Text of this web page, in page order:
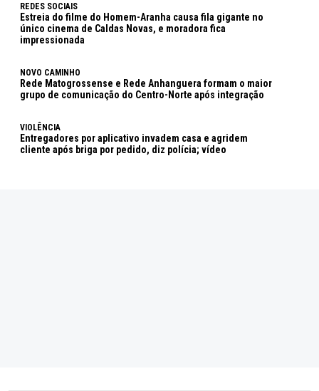
REDES SOCIAIS
Estreia do filme do Homem-Aranha causa fila gigante no
único cinema de Caldas Novas, e moradora fica
impressionada
NOVO CAMINHO
Rede Matogrossense e Rede Anhanguera formam o maior
grupo de comunicação do Centro-Norte após integração
VIOLÊNCIA
Entregadores por aplicativo invadem casa e agridem
cliente após briga por pedido, diz polícia; vídeo